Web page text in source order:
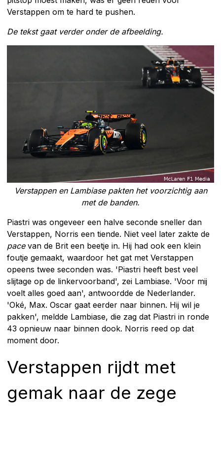
Verstappen om te hard te pushen.
De tekst gaat verder onder de afbeelding.
Verstappen en Lambiase pakten het voorzichtig aan
met de banden.
Piastri was ongeveer een halve seconde sneller dan
Verstappen, Norris een tiende. Niet veel later zakte de
pacevan de Brit een beetje in. Hij had ook een klein
foutje gemaakt, waardoor het gat met Verstappen
opeens twee seconden was. 'Piastri heeft best veel
slijtage op de linkervoorband', zei Lambiase. 'Voor mij
voelt alles goed aan', antwoordde de Nederlander.
'Oké, Max. Oscar gaat eerder naar binnen. Hij wil je
pakken', meldde Lambiase, die zag dat Piastri in ronde
43 opnieuw naar binnen dook. Norris reed op dat
moment door.
Verstappen rijdt met
gemak naar de zege